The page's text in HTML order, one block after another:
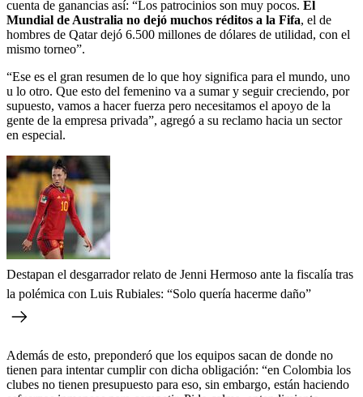
cuenta de ganancias así: “Los patrocinios son muy pocos. El
Mundial de Australia no dejó muchos réditos a la Fifa, el de
hombres de Qatar dejó 6.500 millones de dólares de utilidad, con el
mismo torneo”.
“Ese es el gran resumen de lo que hoy significa para el mundo, uno
u lo otro. Que esto del femenino va a sumar y seguir creciendo, por
supuesto, vamos a hacer fuerza pero necesitamos el apoyo de la
gente de la empresa privada”, agregó a su reclamo hacia un sector
en especial.
Destapan el desgarrador relato de Jenni Hermoso ante la fiscalía tras
la polémica con Luis Rubiales: “Solo quería hacerme daño”
Además de esto, preponderó que los equipos sacan de donde no
tienen para intentar cumplir con dicha obligación: “en Colombia los
clubes no tienen presupuesto para eso, sin embargo, están haciendo